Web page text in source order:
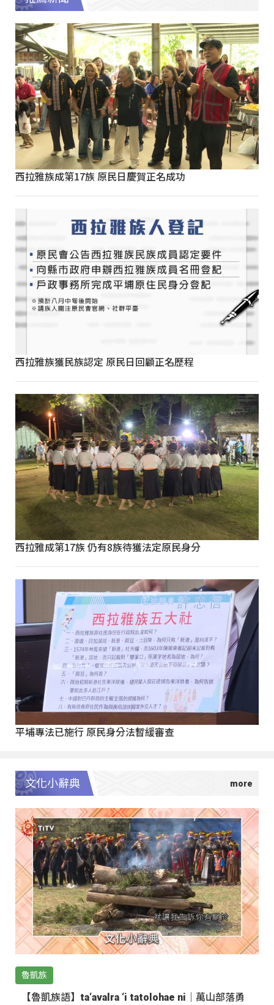
西拉雅族成第17族 原民日慶賀正名成功
西拉雅族獲民族認定 原民日回顧正名歷程
西拉雅成第17族 仍有8族待獲法定原民身分
平埔專法已施行 原民身分法暫緩審查
文化小辭典
魯凱族
【魯凱族語】ta‘avalra ‘i tatolohae ni｜萬山部落勇